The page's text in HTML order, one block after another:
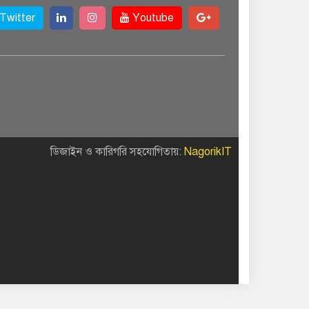
Twitter Youtube
ডিজাইন ও কারিগরি সহযোগিতায়: NagorikIT